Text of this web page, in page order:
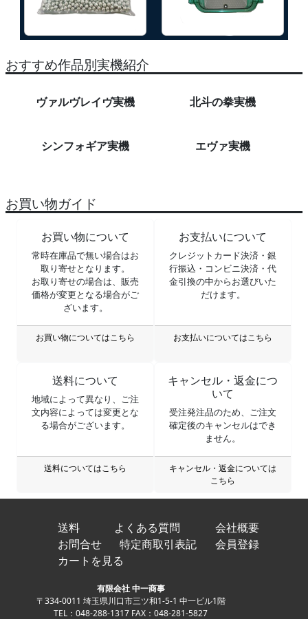
おすすめ作品別実機紹介
ヴァルヴレイヴ実機 北斗の拳実機
シンフォギア実機 エヴァ実機
お買い物ガイド
お買い物について
常時在庫品で無い場合はお
取り寄せとなります。
お取り寄せの場合は、販売
価格が変更となる場合がご
ざいます。
お買い物についてはこちら
お支払いについて
クレジットカード決済・銀
行振込・コンビニ決済・代
金引換の中からお選びいた
だけます。
お支払いについてはこちら
送料について
地域によって異なり、ご注
文内容によっては変更とな
る場合がございます。
送料についてはこちら
キャンセル・返金につ
いて
受注発注品のため、ご注文
確定後のキャンセルはでき
ません。
キャンセル・返金については
こちら
送料 よくある質問
会社概要
お問合せ
特定商取引表記
会員登録
カートを見る
有限会社 中一商事
〒334-0011 埼玉県川口市三ツ和1-5-1 中一ビル1階
TEL：048-288-1317 FAX：048-281-5827